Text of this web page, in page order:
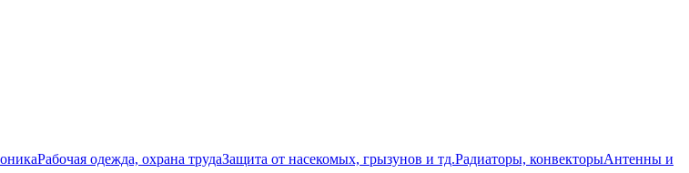
Рабочая одежда, охрана трудаЗащита от насекомых, грызунов и тд.Радиаторы, конвекторыАнтенны и